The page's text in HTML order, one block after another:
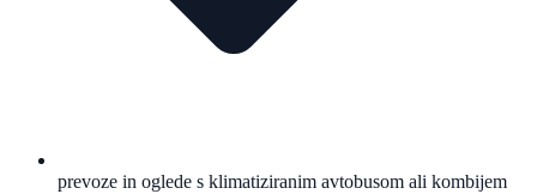
prevoze in oglede s klimatiziranim avtobusom ali kombijem